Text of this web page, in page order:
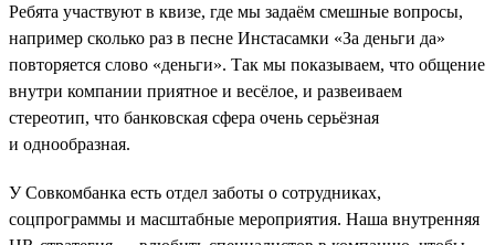
Ребята участвуют в квизе, где мы задаём смешные вопросы,
например сколько раз в песне Инстасамки «За деньги да»
повторяется слово «деньги». Так мы показываем, что общение
внутри компании приятное и весёлое, и развеиваем
стереотип, что банковская сфера очень серьёзная
и однообразная.
У Совкомбанка есть отдел заботы о сотрудниках,
соцпрограммы и масштабные мероприятия. Наша внутренняя